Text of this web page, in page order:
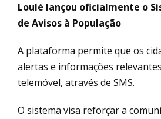
Loulé lançou oficialmente o
de Avisos à População
A plataforma permite que os
alertas e informações
telemóvel, através de SMS.
O sistema visa reforçar a